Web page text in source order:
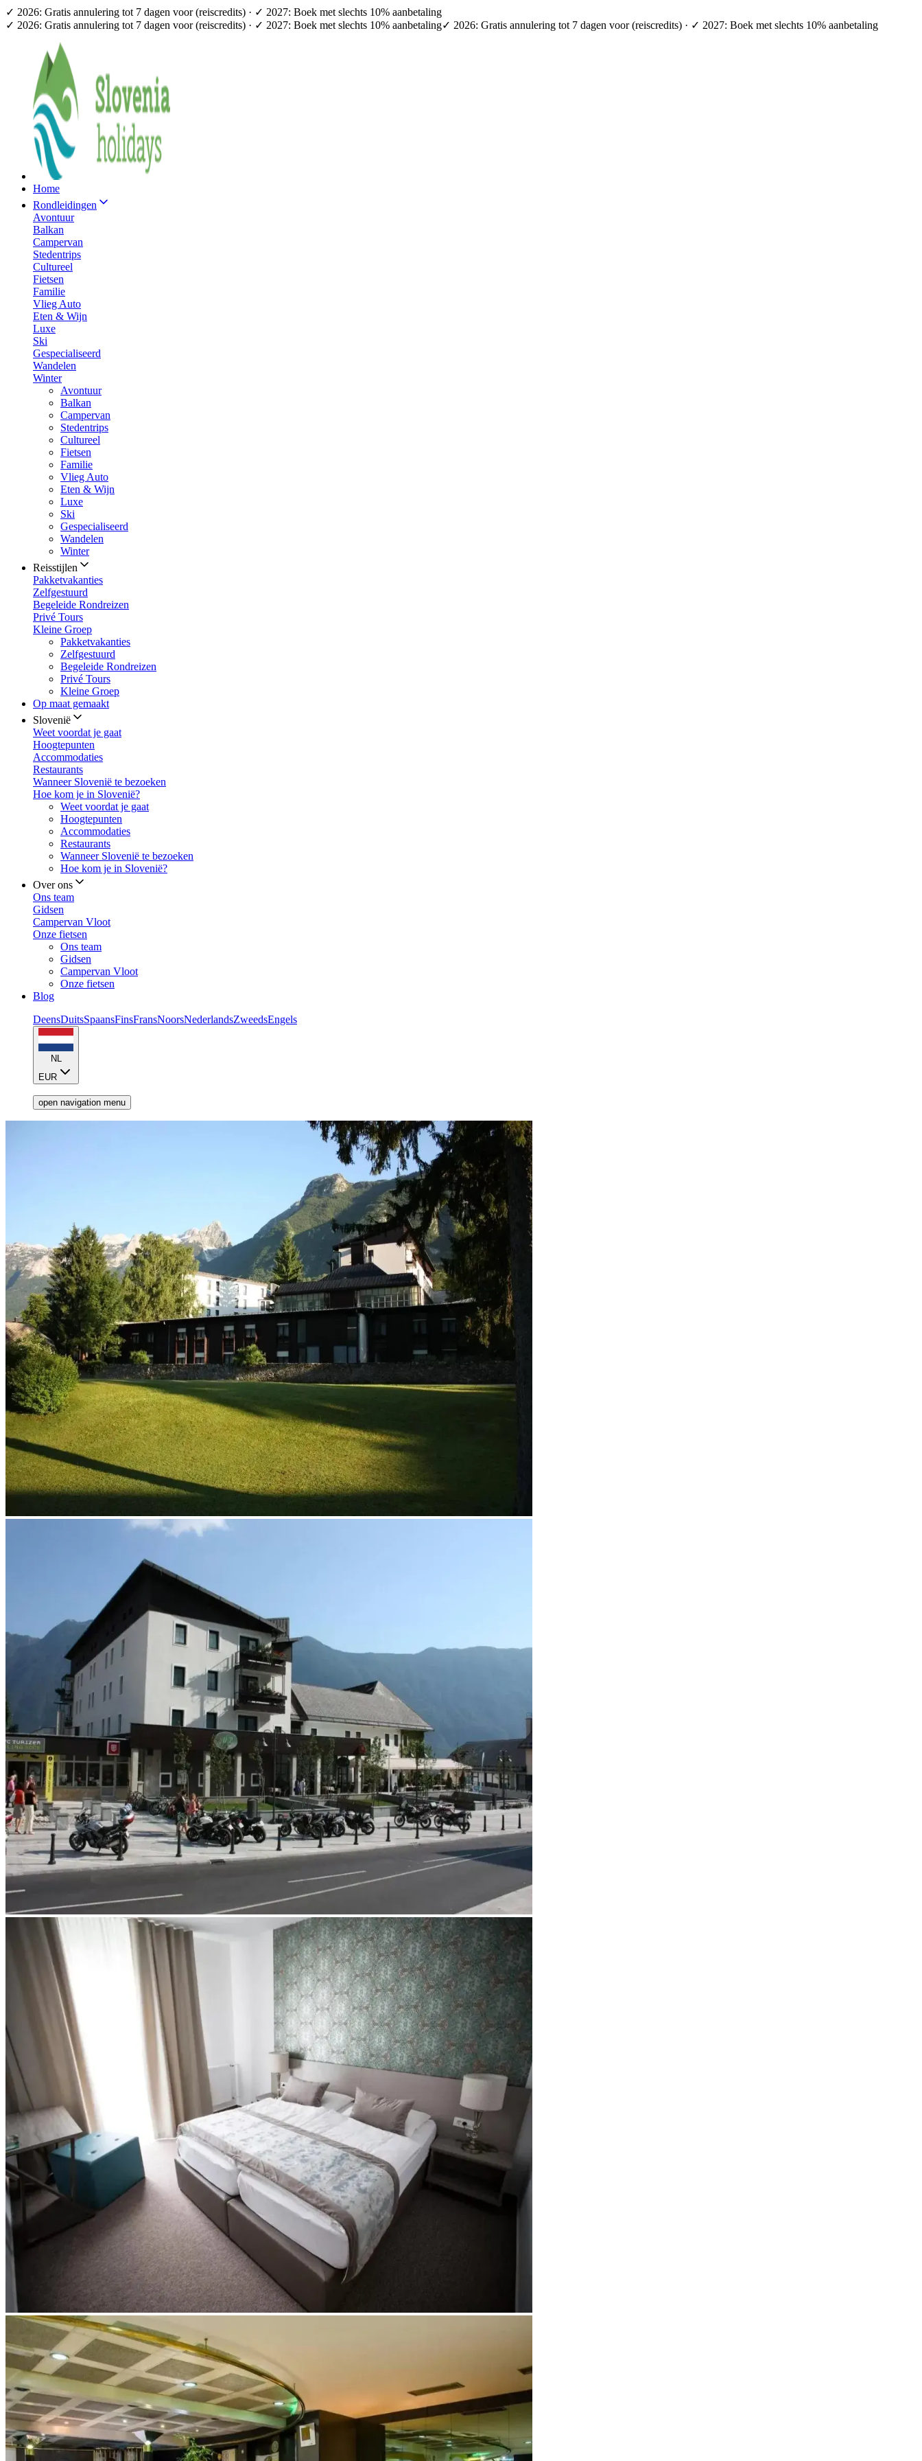
✓ 2026: Gratis annulering tot 7 dagen voor (reiscredits) · ✓ 2027: Boek met slechts 10% aanbetaling
✓ 2026: Gratis annulering tot 7 dagen voor (reiscredits) · ✓ 2027: Boek met slechts 10% aanbetaling✓ 2026: Gratis annulering tot 7 dagen voor (reiscredits) · ✓ 2027: Boek met slechts 10% aanbetaling
Home
Rondleidingen
Avontuur
Balkan
Campervan
Stedentrips
Cultureel
Fietsen
Familie
Vlieg Auto
Eten & Wijn
Luxe
Ski
Gespecialiseerd
Wandelen
Winter
Avontuur
Balkan
Campervan
Stedentrips
Cultureel
Fietsen
Familie
Vlieg Auto
Eten & Wijn
Luxe
Ski
Gespecialiseerd
Wandelen
Winter
Reisstijlen
Pakketvakanties
Zelfgestuurd
Begeleide Rondreizen
Privé Tours
Kleine Groep
Pakketvakanties
Zelfgestuurd
Begeleide Rondreizen
Privé Tours
Kleine Groep
Op maat gemaakt
Slovenië
Weet voordat je gaat
Hoogtepunten
Accommodaties
Restaurants
Wanneer Slovenië te bezoeken
Hoe kom je in Slovenië?
Weet voordat je gaat
Hoogtepunten
Accommodaties
Restaurants
Wanneer Slovenië te bezoeken
Hoe kom je in Slovenië?
Over ons
Ons team
Gidsen
Campervan Vloot
Onze fietsen
Ons team
Gidsen
Campervan Vloot
Onze fietsen
Blog
DeensDuitsSpaansFinsFransNoorsNederlandsZweedsEngels
NL
EUR
open navigation menu